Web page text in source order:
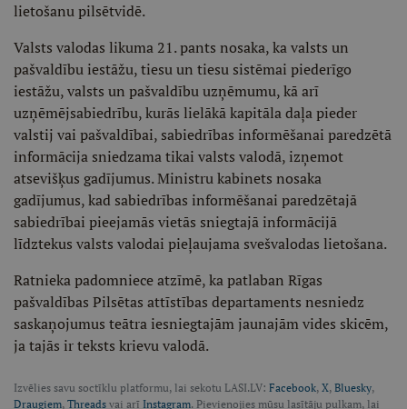
lietošanu pilsētvidē.
Valsts valodas likuma 21. pants nosaka, ka valsts un
pašvaldību iestāžu, tiesu un tiesu sistēmai piederīgo
iestāžu, valsts un pašvaldību uzņēmumu, kā arī
uzņēmējsabiedrību, kurās lielākā kapitāla daļa pieder
valstij vai pašvaldībai, sabiedrības informēšanai paredzētā
informācija sniedzama tikai valsts valodā, izņemot
atsevišķus gadījumus. Ministru kabinets nosaka
gadījumus, kad sabiedrības informēšanai paredzētajā
sabiedrībai pieejamās vietās sniegtajā informācijā
līdztekus valsts valodai pieļaujama svešvalodas lietošana.
Ratnieka padomniece atzīmē, ka patlaban Rīgas
pašvaldības Pilsētas attīstības departaments nesniedz
saskaņojumus teātra iesniegtajām jaunajām vides skicēm,
ja tajās ir teksts krievu valodā.
Izvēlies savu soctīklu platformu, lai sekotu LASI.LV: Facebook, X, Bluesky,
Draugiem, Threads vai arī Instagram. Pievienojies mūsu lasītāju pulkam, lai